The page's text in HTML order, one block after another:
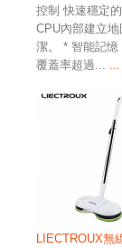
控制 快速穩定
CPU內部建立
潔。 * 智能記憶
覆蓋率超過...
LIECTROUX無